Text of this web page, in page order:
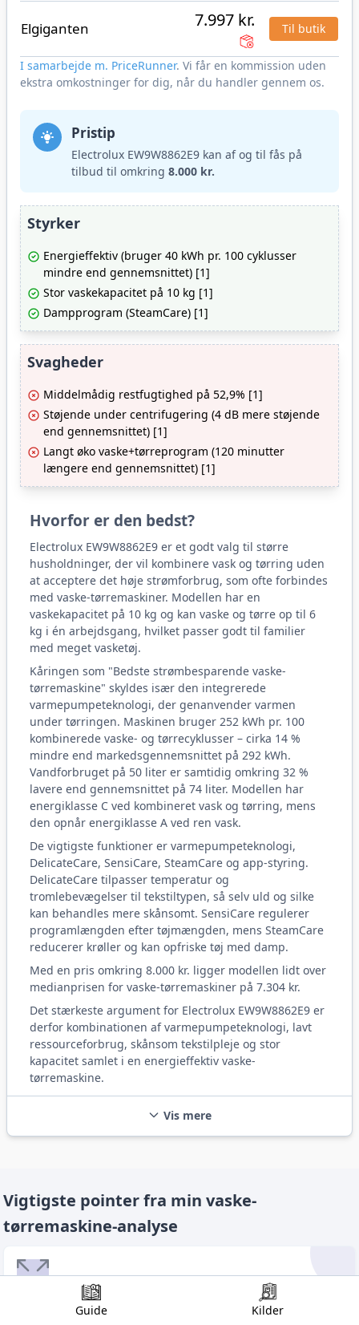
Guide Kilder
Elgiganten 7.997 kr. Til butik
I samarbejde m. PriceRunner. Vi får en kommission uden
ekstra omkostninger for dig, når du handler gennem os.
Pristip
Electrolux EW9W8862E9 kan af og til fås på
tilbud til omkring 8.000 kr.
Styrker
Energieffektiv (bruger 40 kWh pr. 100 cyklusser
mindre end gennemsnittet) [1]
Stor vaskekapacitet på 10 kg [1]
Dampprogram (SteamCare) [1]
Svagheder
Middelmådig restfugtighed på 52,9% [1]
Støjende under centrifugering (4 dB mere støjende
end gennemsnittet) [1]
Langt øko vaske+tørreprogram (120 minutter
længere end gennemsnittet) [1]
Hvorfor er den bedst?
Electrolux EW9W8862E9 er et godt valg til større
husholdninger, der vil kombinere vask og tørring uden
at acceptere det høje strømforbrug, som ofte forbindes
med vaske-tørremaskiner. Modellen har en
vaskekapacitet på 10 kg og kan vaske og tørre op til 6
kg i én arbejdsgang, hvilket passer godt til familier
med meget vasketøj.
Kåringen som "Bedste strømbesparende vaske-
tørremaskine" skyldes især den integrerede
varmepumpeteknologi, der genanvender varmen
under tørringen. Maskinen bruger 252 kWh pr. 100
kombinerede vaske- og tørrecyklusser – cirka 14 %
mindre end markedsgennemsnittet på 292 kWh.
Vandforbruget på 50 liter er samtidig omkring 32 %
lavere end gennemsnittet på 74 liter. Modellen har
energiklasse C ved kombineret vask og tørring, mens
den opnår energiklasse A ved ren vask.
De vigtigste funktioner er varmepumpeteknologi,
DelicateCare, SensiCare, SteamCare og app-styring.
DelicateCare tilpasser temperatur og
tromlebevægelser til tekstiltypen, så selv uld og silke
kan behandles mere skånsomt. SensiCare regulerer
programlængden efter tøjmængden, mens SteamCare
reducerer krøller og kan opfriske tøj med damp.
Med en pris omkring 8.000 kr. ligger modellen lidt over
medianprisen for vaske-tørremaskiner på 7.304 kr.
Det stærkeste argument for Electrolux EW9W8862E9 er
derfor kombinationen af varmepumpeteknologi, lavt
ressourceforbrug, skånsom tekstilpleje og stor
kapacitet samlet i en energieffektiv vaske-
tørremaskine.
Vis mere
Vigtigste pointer fra min vaske-
tørremaskine-analyse
Kapacitet – hvilken størrelse passer til dig?